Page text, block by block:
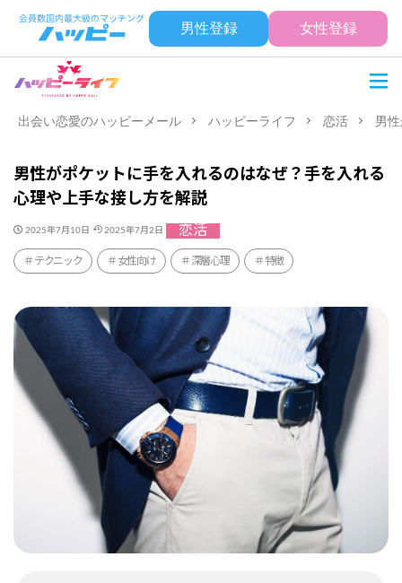
男性登録 女性登録
出会い恋愛のハッピーメール ハッピーライフ 恋活 男
男性がポケットに手を入れるのはなぜ？手を入れる
心理や上手な接し方を解説
2025年7月10日 2025年7月2日 恋活
テクニック 女性向け 深層心理 特徴